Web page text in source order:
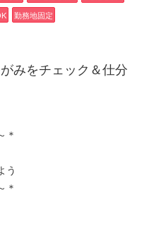
勤務地固定
みをチェック＆仕分
＊
う
＊